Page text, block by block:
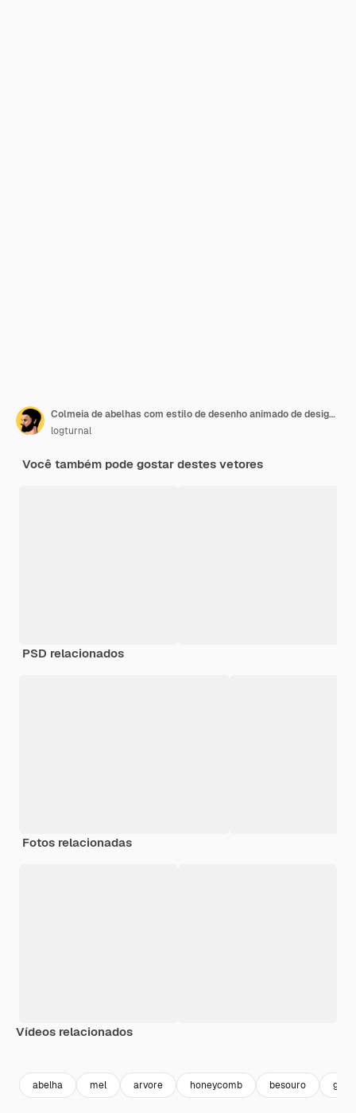
Colmeia de abelhas com estilo de desenho animado de design de ilustração de galho
logturnal
Você também pode gostar destes vetores
PSD relacionados
Fotos relacionadas
Vídeos relacionados
abelha mel arvore honeycomb besouro